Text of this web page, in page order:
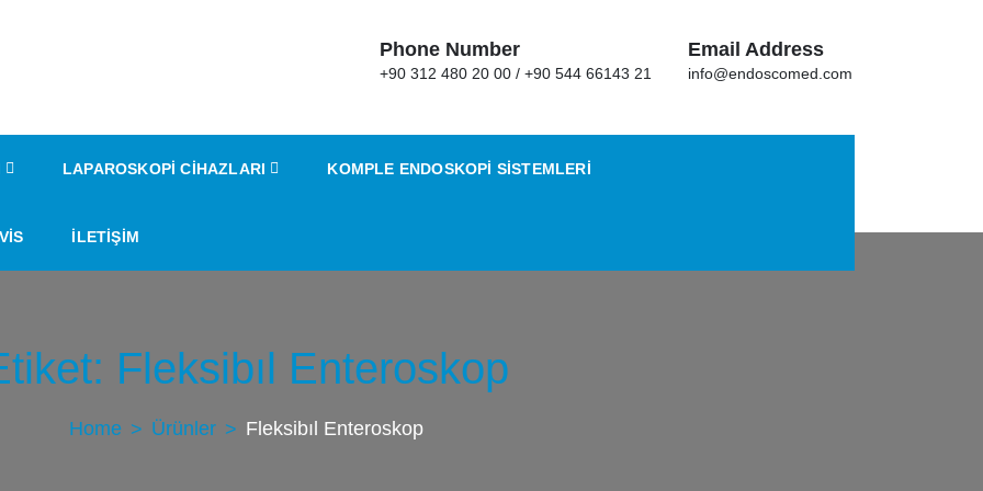
| Teknik Servis | Tamir
Phone Number
+90 312 480 20 00 / +90 544 66143 21
Email Address
info@endoscomed.com
LAPAROSKOPI CIHAZLARI KOMPLE ENDOSKOPI SISTEMLERI
İLETIŞIM
Fleksibıl Enteroskop
Home Ürünler Fleksibıl Enteroskop